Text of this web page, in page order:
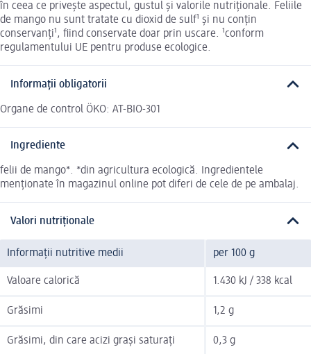
în ceea ce privește aspectul, gustul și valorile nutriționale. Feliile
de mango nu sunt tratate cu dioxid de sulf¹ și nu conțin
conservanți¹, ﬁind conservate doar prin uscare. ¹conform
regulamentului UE pentru produse ecologice.
Informații obligatorii
Organe de control ÖKO: AT-BIO-301
Ingrediente
felii de mango*. *din agricultura ecologică. Ingredientele
menționate în magazinul online pot diferi de cele de pe ambalaj.
Valori nutriționale
Informații nutritive medii per 100 g
Valoare calorică 1.430 kJ / 338 kcal
Grăsimi 1,2 g
Grăsimi, din care acizi grași saturați 0,3 g